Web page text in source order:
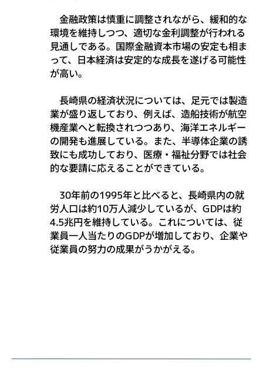
金融政策は慎重に調整されながら、緩和的な
環境を維持しつつ、適切な金利調整が行われる
見通しである。国際金融資本市場の安定も相ま
って、日本経済は安定的な成長を遂げる可能性
が高い。
長崎県の経済状況については、足元では製造
業が盛り返しており、例えば、造船技術が航空
機産業へと転換されつつあり、海洋エネルギー
の開発も進展している。また、半導体企業の誘
致にも成功しており、医療・福祉分野では社会
的な要請に応えることができている。
30年前の1995年と比べると、長崎県内の就
労人口は約10万人減少しているが、GDPは約
4.5兆円を維持している。これについては、従
業員一人当たりのGDPが増加しており、企業や
従業員の努力の成果がうかがえる。